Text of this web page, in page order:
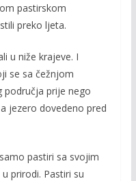
pastirskom
preko ljeta.
u niže krajeve. I
se sa čežnjom
područja prije nego
jezero dovedeno pred
pastiri sa svojim
prirodi. Pastiri su